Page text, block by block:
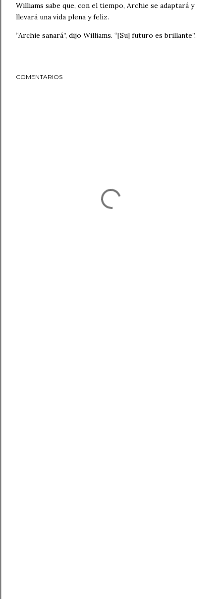
Williams sabe que, con el tiempo, Archie se adaptará y
llevará una vida plena y feliz.
“Archie sanará”, dijo Williams. “[Su] futuro es brillante”.
COMENTARIOS